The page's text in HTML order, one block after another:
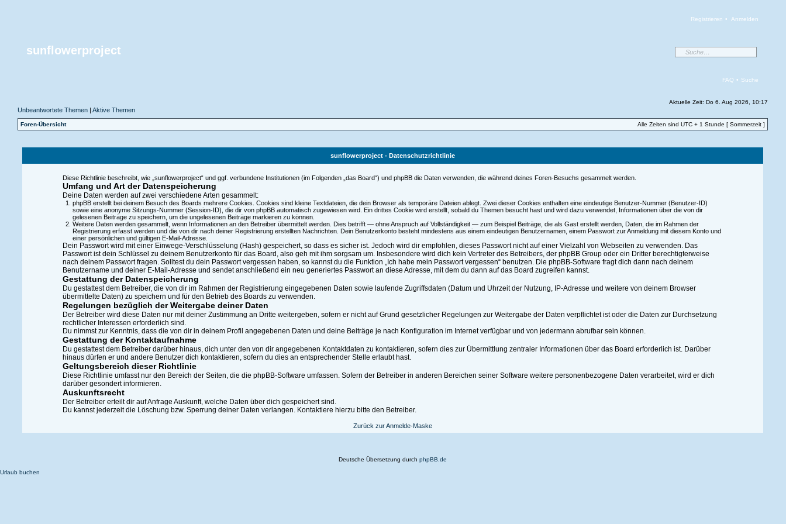
Registrieren • Anmelden
sunflowerproject
FAQ • Suche
Aktuelle Zeit: Do 6. Aug 2026, 10:17
Unbeantwortete Themen |Aktive Themen
Foren-Übersicht Alle Zeiten sind UTC + 1 Stunde [ Sommerzeit ]
sunflowerproject - Datenschutzrichtlinie
Diese Richtlinie beschreibt, wie „sunflowerproject“ und ggf. verbundene Institutionen (im Folgenden „das Board“) und phpBB die Daten verwenden, die während deines Foren-Besuchs gesammelt werden.
Umfang und Art der Datenspeicherung
Deine Daten werden auf zwei verschiedene Arten gesammelt:
phpBB erstellt bei deinem Besuch des Boards mehrere Cookies. Cookies sind kleine Textdateien, die dein Browser als temporäre Dateien ablegt. Zwei dieser Cookies enthalten eine eindeutige Benutzer-Nummer (Benutzer-ID)
sowie eine anonyme Sitzungs-Nummer (Session-ID), die dir von phpBB automatisch zugewiesen wird. Ein drittes Cookie wird erstellt, sobald du Themen besucht hast und wird dazu verwendet, Informationen über die von dir
gelesenen Beiträge zu speichern, um die ungelesenen Beiträge markieren zu können.
Weitere Daten werden gesammelt, wenn Informationen an den Betreiber übermittelt werden. Dies betrifft — ohne Anspruch auf Vollständigkeit — zum Beispiel Beiträge, die als Gast erstellt werden, Daten, die im Rahmen der
Registrierung erfasst werden und die von dir nach deiner Registrierung erstellten Nachrichten. Dein Benutzerkonto besteht mindestens aus einem eindeutigen Benutzernamen, einem Passwort zur Anmeldung mit diesem Konto und
einer persönlichen und gültigen E-Mail-Adresse.
Dein Passwort wird mit einer Einwege-Verschlüsselung (Hash) gespeichert, so dass es sicher ist. Jedoch wird dir empfohlen, dieses Passwort nicht auf einer Vielzahl von Webseiten zu verwenden. Das
Passwort ist dein Schlüssel zu deinem Benutzerkonto für das Board, also geh mit ihm sorgsam um. Insbesondere wird dich kein Vertreter des Betreibers, der phpBB Group oder ein Dritter berechtigterweise
nach deinem Passwort fragen. Solltest du dein Passwort vergessen haben, so kannst du die Funktion „Ich habe mein Passwort vergessen“ benutzen. Die phpBB-Software fragt dich dann nach deinem
Benutzername und deiner E-Mail-Adresse und sendet anschließend ein neu generiertes Passwort an diese Adresse, mit dem du dann auf das Board zugreifen kannst.
Gestattung der Datenspeicherung
Du gestattest dem Betreiber, die von dir im Rahmen der Registrierung eingegebenen Daten sowie laufende Zugriffsdaten (Datum und Uhrzeit der Nutzung, IP-Adresse und weitere von deinem Browser
übermittelte Daten) zu speichern und für den Betrieb des Boards zu verwenden.
Regelungen bezüglich der Weitergabe deiner Daten
Der Betreiber wird diese Daten nur mit deiner Zustimmung an Dritte weitergeben, sofern er nicht auf Grund gesetzlicher Regelungen zur Weitergabe der Daten verpflichtet ist oder die Daten zur Durchsetzung
rechtlicher Interessen erforderlich sind.
Du nimmst zur Kenntnis, dass die von dir in deinem Profil angegebenen Daten und deine Beiträge je nach Konfiguration im Internet verfügbar und von jedermann abrufbar sein können.
Gestattung der Kontaktaufnahme
Du gestattest dem Betreiber darüber hinaus, dich unter den von dir angegebenen Kontaktdaten zu kontaktieren, sofern dies zur Übermittlung zentraler Informationen über das Board erforderlich ist. Darüber
hinaus dürfen er und andere Benutzer dich kontaktieren, sofern du dies an entsprechender Stelle erlaubt hast.
Geltungsbereich dieser Richtlinie
Diese Richtlinie umfasst nur den Bereich der Seiten, die die phpBB-Software umfassen. Sofern der Betreiber in anderen Bereichen seiner Software weitere personenbezogene Daten verarbeitet, wird er dich
darüber gesondert informieren.
Auskunftsrecht
Der Betreiber erteilt dir auf Anfrage Auskunft, welche Daten über dich gespeichert sind.
Du kannst jederzeit die Löschung bzw. Sperrung deiner Daten verlangen. Kontaktiere hierzu bitte den Betreiber.
Zurück zur Anmelde-Maske
Deutsche Übersetzung durchphpBB.de
Urlaub buchen